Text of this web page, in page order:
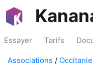
Essayer Tarifs
Associations / Occitanie